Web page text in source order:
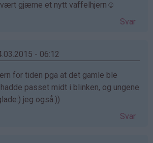
gjærne et nytt vaffelhjern☺️
Svar
- 06:12
for tiden pga at det gamle ble
passet midt i blinken, og ungene
jeg også:))
Svar